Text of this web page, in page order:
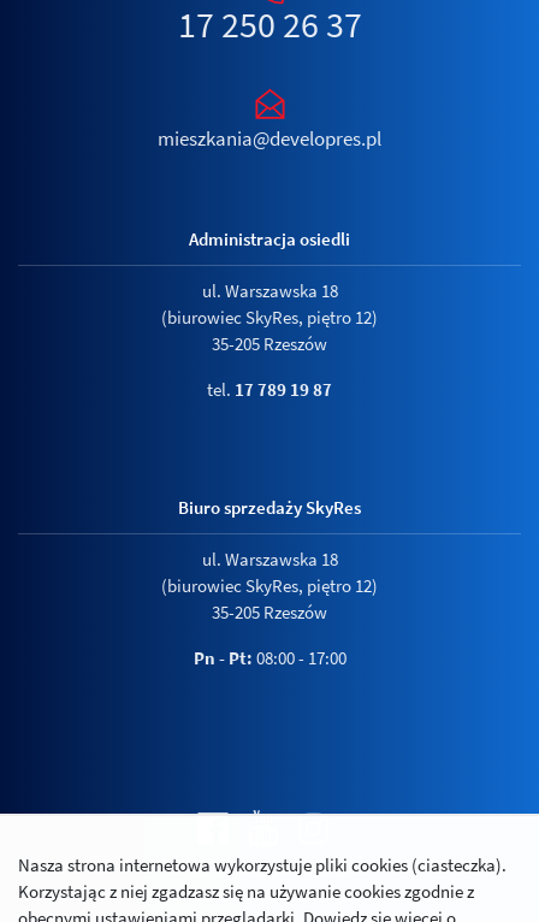
17 250 26 37
mieszkania@developres.pl
Administracja osiedli
ul. Warszawska 18
(biurowiec SkyRes, piętro 12)
35-205 Rzeszów
tel. 17 789 19 87
Biuro sprzedaży SkyRes
ul. Warszawska 18
(biurowiec SkyRes, piętro 12)
35-205 Rzeszów
Pn - Pt: 08:00 - 17:00
Polityka prywatności
Relacje inwestorskie
Nasza strona internetowa wykorzystuje pliki cookies (ciasteczka).
Korzystając z niej zgadzasz się na używanie cookies zgodnie z